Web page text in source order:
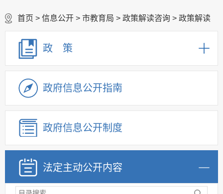
首页 > 信息公开 > 市教育局 > 政策解读咨询 > 政策解读
政 策
政府信息公开指南
政府信息公开制度
法定主动公开内容